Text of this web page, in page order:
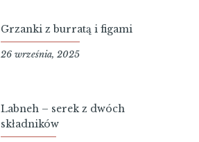
Grzanki z burratą i figami
26 września, 2025
Labneh – serek z dwóch
składników